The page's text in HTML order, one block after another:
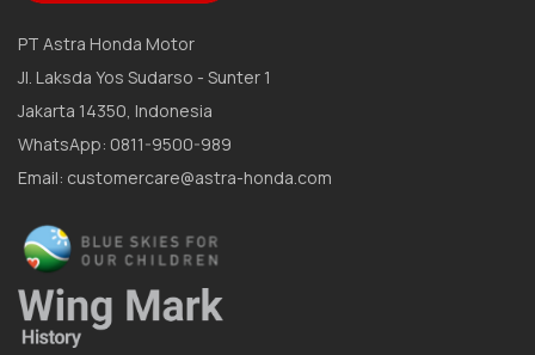
PT Astra Honda Motor
Jl. Laksda Yos Sudarso - Sunter 1
Jakarta 14350, Indonesia
WhatsApp: 0811-9500-989
Email: customercare@astra-honda.com